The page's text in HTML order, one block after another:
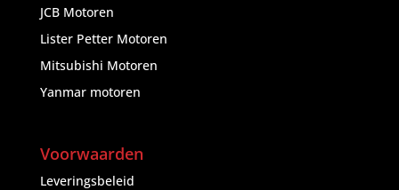
JCB Motoren
Lister Petter Motoren
Mitsubishi Motoren
Yanmar motoren
Voorwaarden
Leveringsbeleid